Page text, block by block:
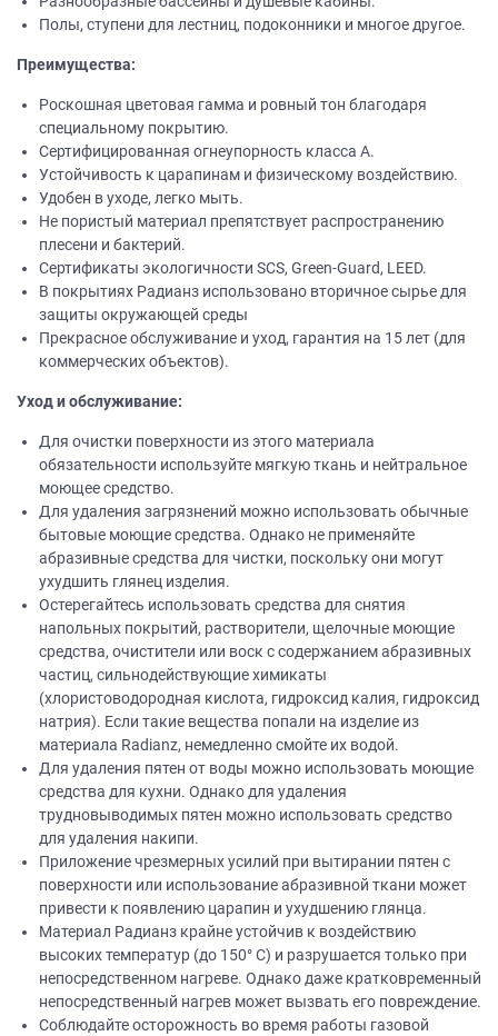
Полы, ступени для лестниц, подоконники и многое другое.
Преимущества:
Роскошная цветовая гамма и ровный тон благодаря
специальному покрытию.
Сертифицированная огнеупорность класса А.
Устойчивость к царапинам и физическому воздействию.
Удобен в уходе, легко мыть.
Не пористый материал препятствует распространению
плесени и бактерий.
Сертификаты экологичности SCS, Green-Guard, LEED.
В покрытиях Радианз использовано вторичное сырье для
защиты окружающей среды
Прекрасное обслуживание и уход, гарантия на 15 лет (для
коммерческих объектов).
Уход и обслуживание:
Для очистки поверхности из этого материала
обязательности используйте мягкую ткань и нейтральное
моющее средство.
Для удаления загрязнений можно использовать обычные
бытовые моющие средства. Однако не применяйте
абразивные средства для чистки, поскольку они могут
ухудшить глянец изделия.
Остерегайтесь использовать средства для снятия
напольных покрытий, растворители, щелочные моющие
средства, очистители или воск с содержанием абразивных
частиц, сильнодействующие химикаты
(хлористоводородная кислота, гидроксид калия, гидроксид
натрия). Если такие вещества попали на изделие из
материала Radianz, немедленно смойте их водой.
Для удаления пятен от воды можно использовать моющие
средства для кухни. Однако для удаления
трудновыводимых пятен можно использовать средство
для удаления накипи.
Приложение чрезмерных усилий при вытирании пятен с
поверхности или использование абразивной ткани может
привести к появлению царапин и ухудшению глянца.
Материал Радианз крайне устойчив к воздействию
высоких температур (до 150° C) и разрушается только при
непосредственном нагреве. Однако даже кратковременный
непосредственный нагрев может вызвать его повреждение.
Соблюдайте осторожность во время работы газовой